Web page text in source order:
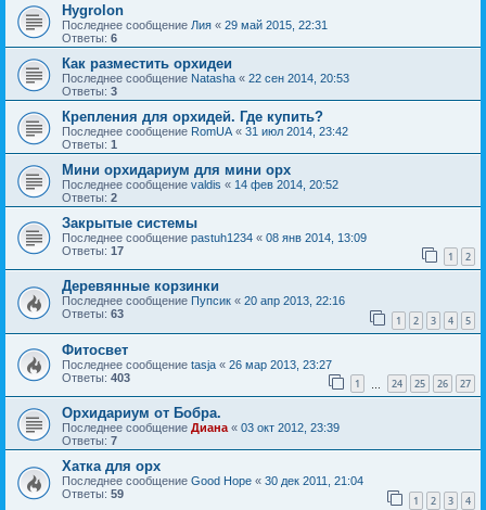
Hygrolon
Последнее сообщение Лия « 29 май 2015, 22:31
Ответы: 6
Как разместить орхидеи
Последнее сообщение Natasha « 22 сен 2014, 20:53
Ответы: 3
Крепления для орхидей. Где купить?
Последнее сообщение RomUA « 31 июл 2014, 23:42
Ответы: 1
Мини орхидариум для мини орх
Последнее сообщение valdis « 14 фев 2014, 20:52
Ответы: 2
Закрытые системы
Последнее сообщение pastuh1234 « 08 янв 2014, 13:09
Ответы: 17 1 2
Деревянные корзинки
Последнее сообщение Пупсик « 20 апр 2013, 22:16
Ответы: 63 1 2 3 4 5
Фитосвет
Последнее сообщение tasja « 26 мар 2013, 23:27
Ответы: 403 1 24 25 26 27
Орхидариум от Бобра.
Последнее сообщение Диана« 03 окт 2012, 23:39
Ответы: 7
Хатка для орх
Последнее сообщение Good Hope « 30 дек 2011, 21:04
Ответы: 59 1 2 3 4